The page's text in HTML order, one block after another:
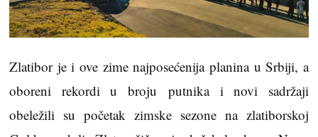
Zlatibor je i ove zime najposećenija planina u Srbiji, a
oboreni rekordi u broju
putnika i novi sadržaji
obeležili su početak zimske sezone na zlatiborskoj